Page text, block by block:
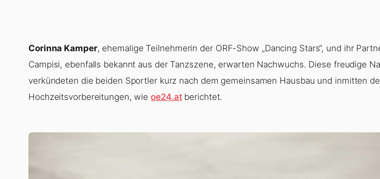
Corinna Kamper, ehemalige Teilnehmerin der ORF-Show „Dancing Stars“, und ihr
Campisi, ebenfalls bekannt aus der Tanzszene, erwarten Nachwuchs. Diese freudige
verkündeten die beiden Sportler kurz nach dem gemeinsamen Hausbau und inmitten
Hochzeitsvorbereitungen, wieoe24.atberichtet.